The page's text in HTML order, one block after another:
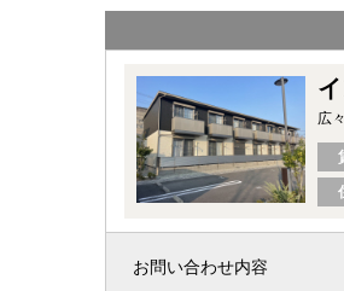
広
お問い合わせ内容